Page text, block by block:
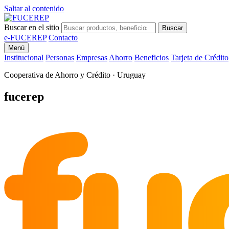
Saltar al contenido
Buscar en el sitio Buscar
e-FUCEREP Contacto
Menú
Institucional Personas Empresas Ahorro Beneficios Tarjeta de Crédito
Cooperativa de Ahorro y Crédito · Uruguay
fucerep